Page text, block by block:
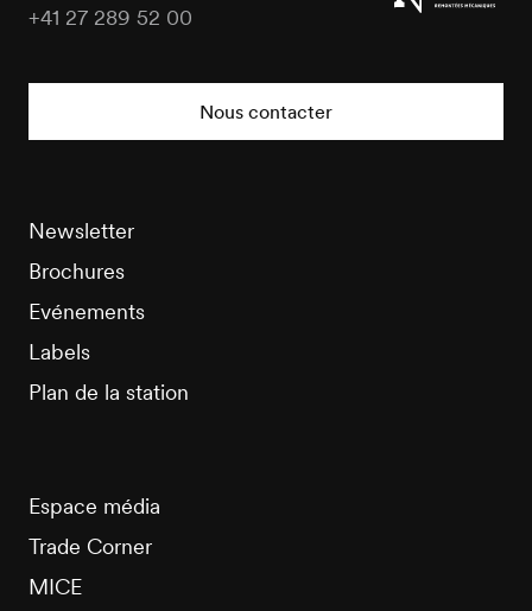
+41 27 289 52 00
Nous contacter
Newsletter
Brochures
Evénements
Labels
Plan de la station
Espace média
Trade Corner
MICE